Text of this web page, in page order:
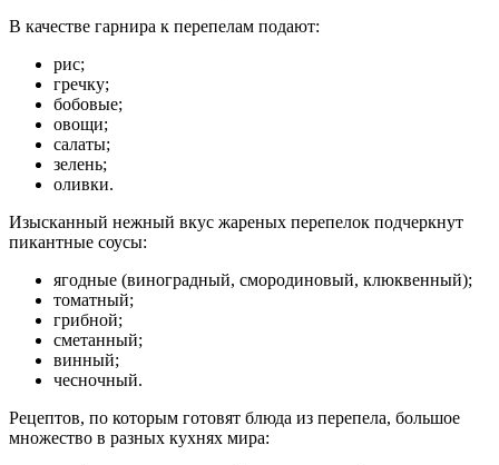
В качестве гарнира к перепелам подают:
рис;
гречку;
бобовые;
овощи;
салаты;
зелень;
оливки.
Изысканный нежный вкус жареных перепелок подчеркнут
пикантные соусы:
ягодные (виноградный, смородиновый, клюквенный);
томатный;
грибной;
сметанный;
винный;
чесночный.
Рецептов, по которым готовят блюда из перепела, большое
множество в разных кухнях мира: